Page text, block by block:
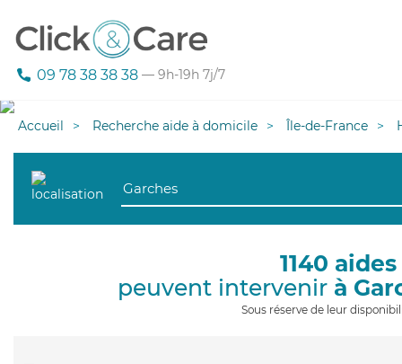
09 78 38 38 38 — 9h-19h 7j/7
Accueil Recherche aide à domicile Île-de-France
1140
peuvent intervenir à
Sous réserve de leur